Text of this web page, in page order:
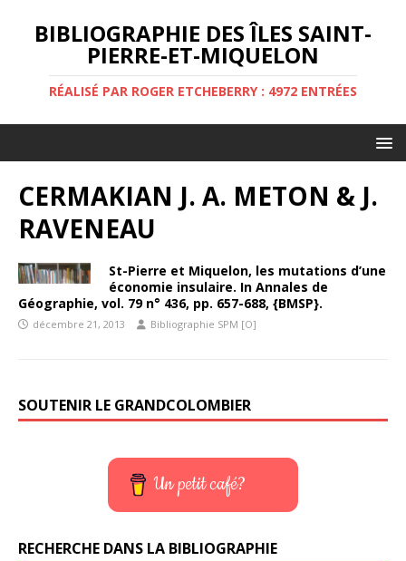
BIBLIOGRAPHIE DES ÎLES SAINT-
PIERRE-ET-MIQUELON
RÉALISÉ PAR ROGER ETCHEBERRY : 4972 ENTRÉES
CERMAKIAN J. A. METON & J.
RAVENEAU
St-Pierre et Miquelon, les mutations d’une
économie insulaire. In Annales de
Géographie, vol. 79 n° 436, pp. 657-688, {BMSP}.
décembre 21, 2013 Bibliographie SPM [O]
SOUTENIR LE GRANDCOLOMBIER
Un petit café?
RECHERCHE DANS LA BIBLIOGRAPHIE